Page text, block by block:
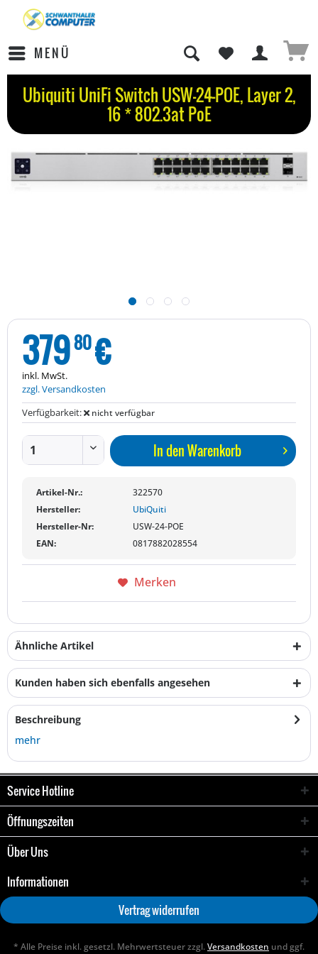
MENÜ
Ubiquiti UniFi Switch USW-24-POE, Layer 2,
16 * 802.3at PoE
37980€
inkl. MwSt.
zzgl. Versandkosten
Verfügbarkeit:
nicht verfügbar
In denWarenkorb
Artikel-Nr.:
322570
Hersteller:
UbiQuiti
Hersteller-Nr:
USW-24-POE
EAN:
0817882028554
Merken
Ähnliche Artikel
Kunden haben sich ebenfalls angesehen
Beschreibung
mehr
Service Hotline
Öffnungszeiten
Über Uns
Informationen
Vertrag widerrufen
* Alle Preise inkl. gesetzl. Mehrwertsteuer zzgl.Versandkosten und ggf.